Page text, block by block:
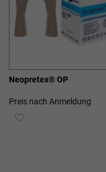
Neopretex® OP
Preis nach Anmeldung
ZUR